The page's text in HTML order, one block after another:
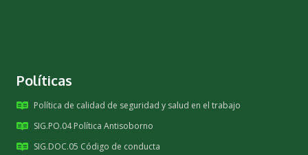
Políticas
Política de calidad de seguridad y salud en el trabajo
SIG.PO.04 Política Antisoborno
SIG.DOC.05 Código de conducta